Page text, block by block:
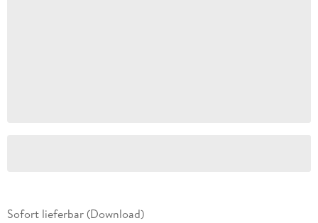
Sofort lieferbar (Download)